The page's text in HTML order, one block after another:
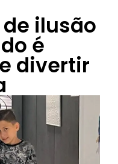
ilusão
é
divertir